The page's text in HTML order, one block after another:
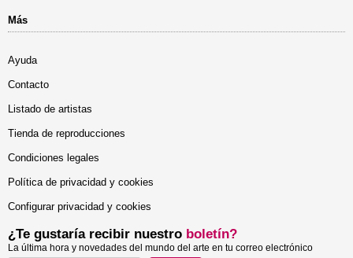
Más
Ayuda
Contacto
Listado de artistas
Tienda de reproducciones
Condiciones legales
Política de privacidad y cookies
Configurar privacidad y cookies
¿Te gustaría recibir nuestro boletín?
La última hora y novedades del mundo del arte en tu correo electrónico